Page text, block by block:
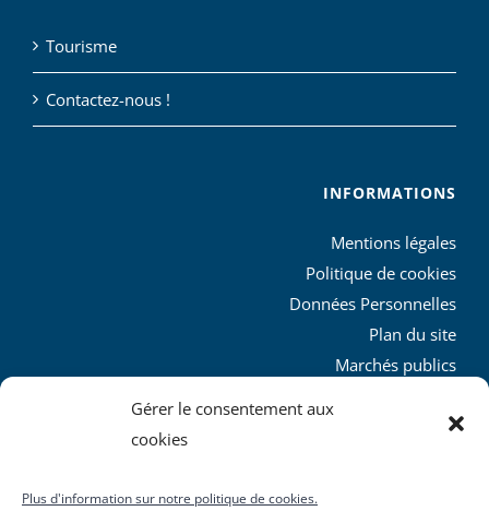
Gérer le consentement aux
cookies
Plus d'information sur notre politique de cookies.
Tourisme
Contactez-nous !
INFORMATIONS
Mentions légales
Politique de cookies
Données Personnelles
Plan du site
Marchés publics
L’agglo recrute